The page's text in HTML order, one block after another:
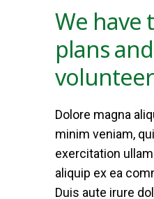
We have
plans and
Dolore magna
minim veniam,
exercitation
aliquip ex ea
Duis aute irure